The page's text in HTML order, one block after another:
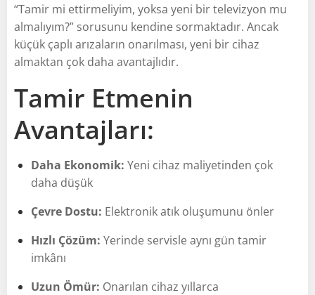
“Tamir mi ettirmeliyim, yoksa yeni bir televizyon mu
almalıyım?” sorusunu kendine sormaktadır. Ancak
küçük çaplı arızaların onarılması, yeni bir cihaz
almaktan çok daha avantajlıdır.
Tamir Etmenin
Avantajları:
Daha Ekonomik: Yeni cihaz maliyetinden çok
daha düşük
Çevre Dostu: Elektronik atık oluşumunu önler
Hızlı Çözüm: Yerinde servisle aynı gün tamir
imkânı
Uzun Ömür: Onarılan cihaz yıllarca